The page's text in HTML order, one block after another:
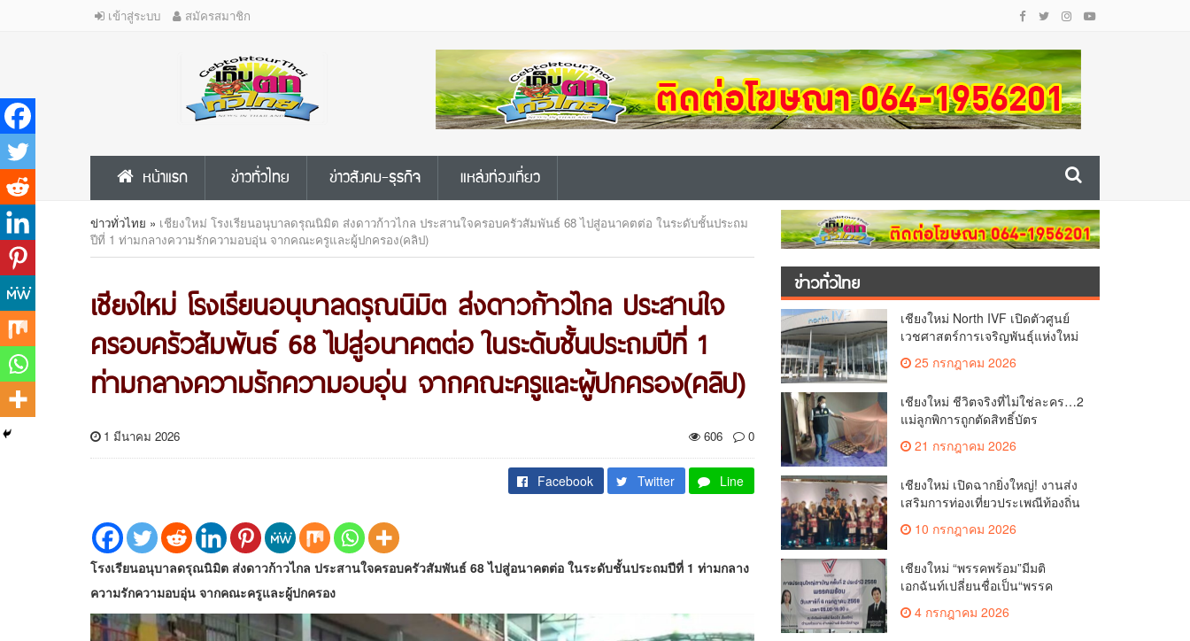
เข้าสู่ระบบ สมัครสมาชิก
หน้าแรก ข่าวทั่วไทย ข่าวสังคม-ธุรกิจ แหล่งท่องเที่ยว
ข่าวทั่วไทย » เชียงใหม่ โรงเรียนอนุบาลดรุณนิมิต ส่งดาวก้าวไกล ประสานใจครอบครัวสัมพันธ์ 68 ไปสู่อนาคตต่อ ในระดับชั้นประถม
ปีที่ 1 ท่ามกลางความรักความอบอุ่น จากคณะครูและผู้ปกครอง(คลิป)
เชียงใหม่ โรงเรียนอนุบาลดรุณนิมิต ส่งดาวก้าวไกล ประสานใจ
ครอบครัวสัมพันธ์ 68 ไปสู่อนาคตต่อ ในระดับชั้นประถมปีที่ 1
ท่ามกลางความรักความอบอุ่น จากคณะครูและผู้ปกครอง(คลิป)
1 มีนาคม 2026 606 0
Facebook Twitter Line
โรงเรียนอนุบาลดรุณนิมิต ส่งดาวก้าวไกล ประสานใจครอบครัวสัมพันธ์ 68 ไปสู่อนาคตต่อ ในระดับชั้นประถมปีที่ 1 ท่ามกลาง
ความรักความอบอุ่น จากคณะครูและผู้ปกครอง
ข่าวทั่วไทย
เชียงใหม่ North IVF เปิดตัวศูนย์
เวชศาสตร์การเจริญพันธุ์แห่งใหม่
ยกระดับเชียงใหม่สู่ ศูนย์กลางการ
รักษาผู้มีบุตรยากของภูมิภาค(คลิป)
25 กรกฎาคม 2026
เชียงใหม่ ชีวิตจริงที่ไม่ใช่ละคร…2
แม่ลูกพิการถูกตัดสิทธิ์บัตร
สวัสดิการฯ วอนรัฐทบทวนเกณฑ์
ช่วยคนจน(คลิป)
21 กรกฎาคม 2026
เชียงใหม่ เปิดฉากยิ่งใหญ่! งานส่ง
เสริมการท่องเที่ยวประเพณีท้องถิ่น
วิถีชาติพันธุ์ล้านนา(คลิป)
10 กรกฎาคม 2026
เชียงใหม่ “พรรคพร้อม”มีมติ
เอกฉันท์เปลี่ยนชื่อเป็น“พรรค
ศรัทธา”ดึง“มาร์ค พิตบูล”นำทัพ
กรรมการบริหารชุดใหม่(คลิป)
4 กรกฎาคม 2026